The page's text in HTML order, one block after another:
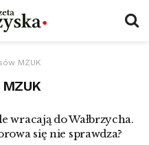
MZUK
wracają do Wałbrzycha.
się nie sprawdza?